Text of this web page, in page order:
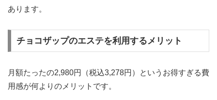
あります。
チョコザップのエステを利用するメリット
月額たったの2,980円（税込3,278円）というお得すぎる費
用感が何よりのメリットです。